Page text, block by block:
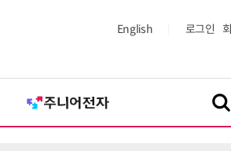
English 로그인